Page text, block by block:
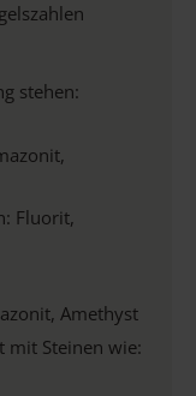
stehen:
Fluorit,
Amethyst
mit Steinen wie: